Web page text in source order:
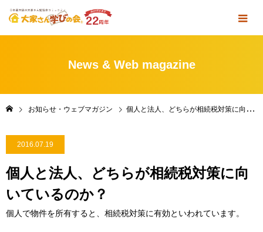
News & Web magazine
お知らせ・ウェブマガジン 個人と法人、どちらが相続税対策に向いているのか？
2016.07.19
個人と法人、どちらが相続税対策に向
いているのか？
個人で物件を所有すると、相続税対策に有効といわれています。